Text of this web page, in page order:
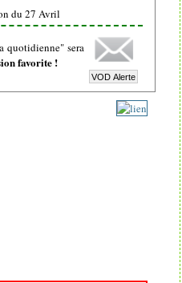
du 27 Avril
quotidienne" sera
favorite !